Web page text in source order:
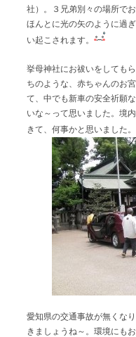
社）。３兄弟別々の場所で
ほんとに光の矢のように過
い起こされます。
挙母神社にお祓いをしても
ちのような、赤ちゃんのお
て、中でも新車の安全祈願
いな～って思いました。境
きて、何事かと思いました
愛知県の交通事故が無くな
きましょうね～。環境にも